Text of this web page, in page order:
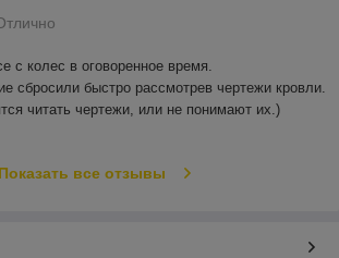
с колес в оговоренное время.
сбросили быстро рассмотрев чертежи кровли.
читать чертежи, или не понимают их.)
Показать все отзывы